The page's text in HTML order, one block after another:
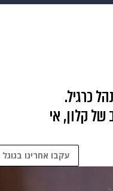
כרגיל.
קלון, אי
עקבו אחרינו בגוגל